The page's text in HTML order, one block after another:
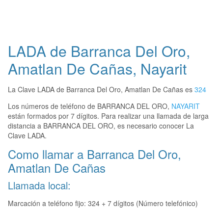
LADA de Barranca Del Oro,
Amatlan De Cañas, Nayarit
La Clave LADA de Barranca Del Oro, Amatlan De Cañas es 324
Los números de teléfono de BARRANCA DEL ORO, NAYARIT
están formados por 7 dígitos. Para realizar una llamada de larga
distancia a BARRANCA DEL ORO, es necesario conocer La
Clave LADA.
Como llamar a Barranca Del Oro,
Amatlan De Cañas
Llamada local:
Marcación a teléfono fijo: 324 + 7 dígitos (Número telefónico)